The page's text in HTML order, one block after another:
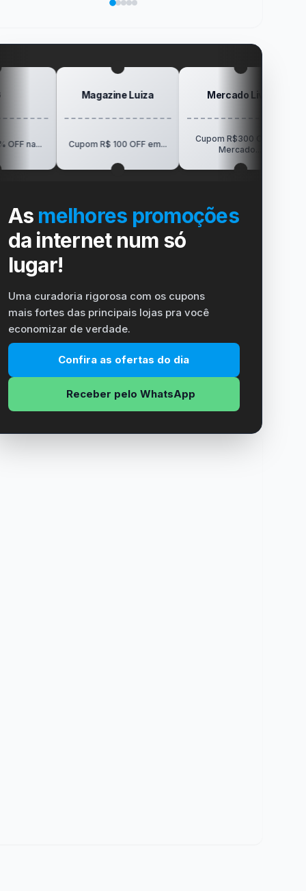
sua
#windows
Mesa
#playstation
Magazine Luiza
Cupom R$ 100 OFF em...
Mercado Livre
Cupom R$300 OFF no
Mercado...
As melhores promoções
da internet num só
lugar!
Uma curadoria rigorosa com os cupons
mais fortes das principais lojas pra você
economizar de verdade.
Confira as ofertas do dia
Receber pelo WhatsApp